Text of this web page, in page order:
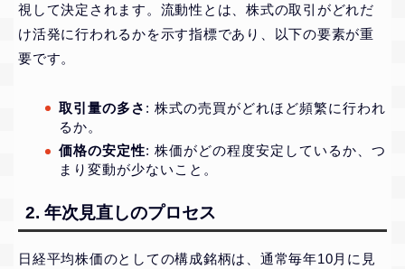
視して決定されます。流動性とは、株式の取引がどれだ
け活発に行われるかを示す指標であり、以下の要素が重
要です。
取引量の多さ : 株式の売買がどれほど頻繁に行われ
るか。
価格の安定性: 株価がどの程度安定しているか、つ
まり変動が少ないこと。
2. 年次見直しのプロセス
日経平均株価のとしての構成銘柄は、通常毎年10月に見